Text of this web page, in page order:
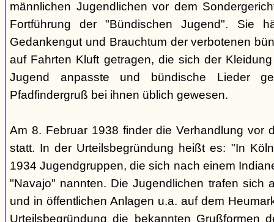
männlichen Jugendlichen vor dem
Fortführung der "Bündischen Jugend". Sie
Gedankengut und Brauchtum der verbotenen
auf Fahrten Kluft getragen, die sich der
Jugend anpasste und bündische Lieder
Pfadfindergruß bei ihnen üblich gewesen.
Am 8. Februar 1938 finder die Verhandlung vor
statt. In der Urteilsbegründung heißt es: "In
1934 Jugendgruppen, die sich nach einem
"Navajo" nannten. Die Jugendlichen trafen sich
und in öffentlichen Anlagen u.a. auf dem
Urteilsbegründung die bekannten Grußformen